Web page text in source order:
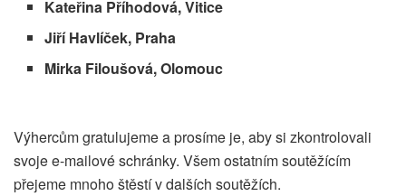
Kateřina Příhodová, Vitice
Jiří Havlíček, Praha
Mirka Filoušová, Olomouc
Výhercům gratulujeme a prosíme je, aby si zkontrolovali
svoje e-mailové schránky. Všem ostatním soutěžícím
přejeme mnoho štěstí v dalších soutěžích.